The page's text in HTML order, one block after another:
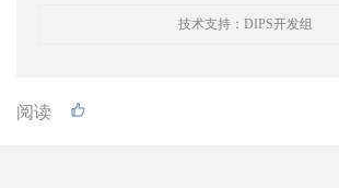
技术支持：DIPS开发组
阅读